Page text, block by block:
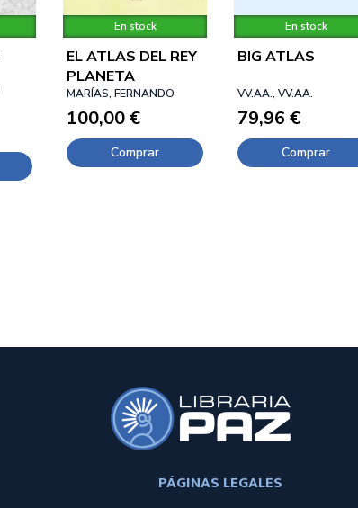
En stock
EL ATLAS DEL REY
PLANETA
MARÍAS, FERNANDO
100,00 €
Comprar
En stock
BIG ATLAS
VV.AA., VV.AA.
79,96 €
Comprar
PÁGINAS LEGALES